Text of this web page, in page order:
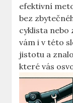
efektivní
bez​
cyklista nebo
vám i v této⁣
‌jistotu a
které vás